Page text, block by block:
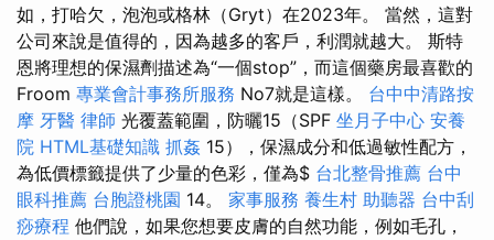
如，打哈欠，泡泡或格林（Gryt）在2023年。 當然，這對
公司來說是值得的，因為越多的客戶，利潤就越大。 斯特
恩將理想的保濕劑描述為“一個stop”，而這個藥房最喜歡的
Froom 專業會計事務所服務 No7就是這樣。 台中中清路按
摩 牙醫 律師 光覆蓋範圍，防曬15（SPF 坐月子中心 安養
院 HTML基礎知識 抓姦 15），保濕成分和低過敏性配方，
為低價標籤提供了少量的色彩，僅為$ 台北整骨推薦 台中
眼科推薦 台胞證桃園 14。 家事服務 養生村 助聽器 台中刮
痧療程 他們說，如果您想要皮膚的自然功能，例如毛孔，